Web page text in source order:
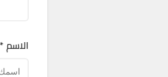
الاسم *